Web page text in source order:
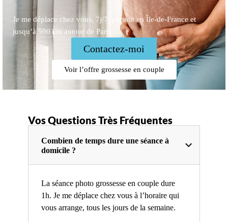
Je me déplace chez vous, 7j/7, partout en Île-de-France et
jusqu’à 500 km autour de Paris.
Contactez-moi
Voir l’offre grossesse en couple
Vos Questions Très Fréquentes
Combien de temps dure une séance à
domicile ?
La séance photo grossesse en couple dure
1h. Je me déplace chez vous à l’horaire qui
vous arrange, tous les jours de la semaine.